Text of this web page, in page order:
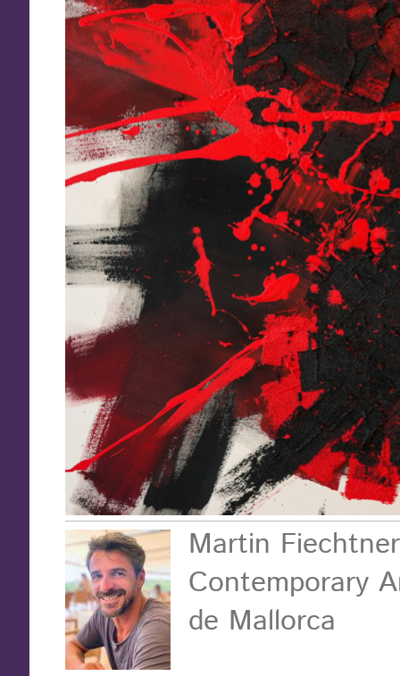
Martin
Contemporary
de Mallorca